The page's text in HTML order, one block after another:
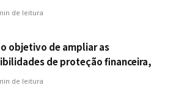
de leitura
o objetivo de ampliar as
de proteção financeira,
eleva capital segurado
de leitura